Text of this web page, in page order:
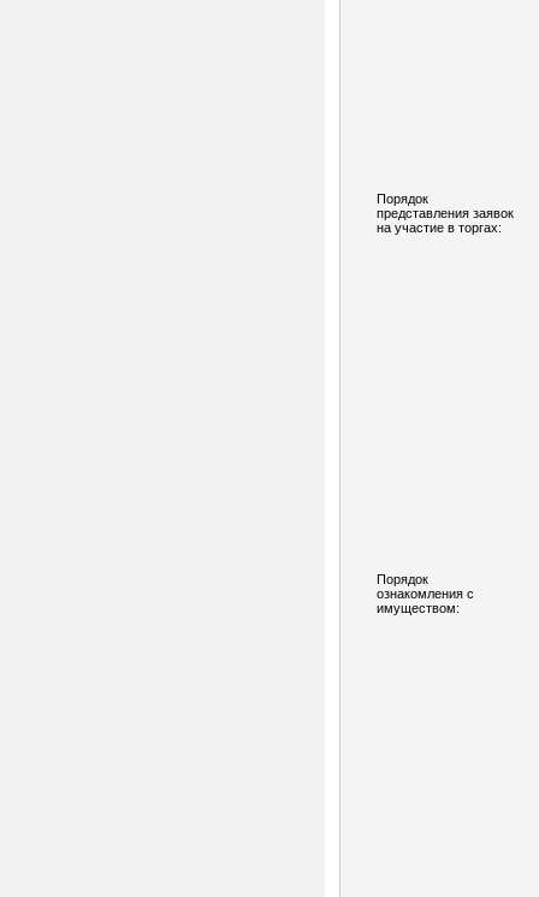
Порядок
представления заявок
на участие в торгах:
Порядок
ознакомления с
имуществом: